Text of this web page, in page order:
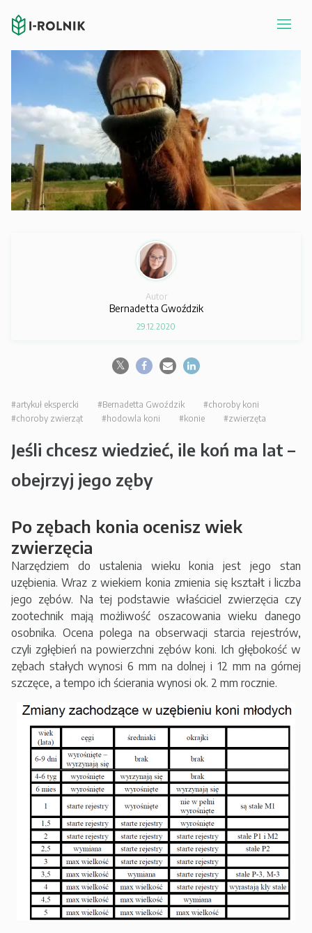
Autor
Bernadetta Gwoździk
29.12.2020
#artykuł ekspercki #Bernadetta Gwoździk
#choroby koni
#choroby zwierząt
#hodowla koni #konie #zwierzęta
Jeśli chcesz wiedzieć, ile koń ma lat –
obejrzyj jego zęby
Po zębach konia ocenisz wiek
zwierzęcia
Narzędziem do ustalenia wieku konia jest jego stan
uzębienia. Wraz z wiekiem konia zmienia się kształt i liczba
jego zębów. Na tej podstawie właściciel zwierzęcia czy
zootechnik mają możliwość oszacowania wieku danego
osobnika. Ocena polega na obserwacji starcia rejestrów,
czyli zgłębień na powierzchni zębów koni. Ich głębokość w
zębach stałych wynosi 6 mm na dolnej i 12 mm na górnej
szczęce, a tempo ich ścierania wynosi ok. 2 mm rocznie.